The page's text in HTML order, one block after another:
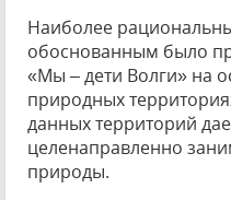
Наиболее
обоснованным было
«Мы – дети Волги» на
природных
данных территорий
целенаправленно
природы.